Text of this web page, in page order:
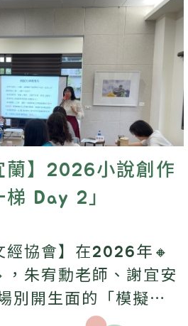
蘭】2026小說創作
Day 2」
經協會】在2026年🔸
朱宥勳老師、謝宜安
別開生面的「模擬文